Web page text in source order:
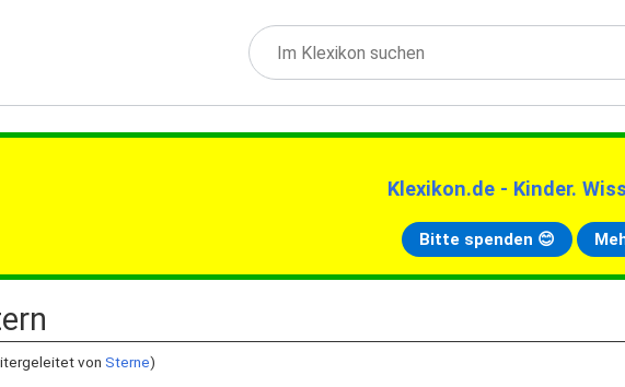
Klexikon.de - Kinder.
Bitte spenden 😊
von Sterne)